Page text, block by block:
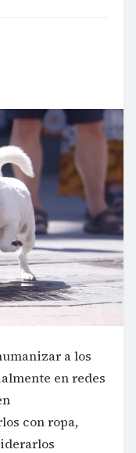
a los
en redes
con ropa,